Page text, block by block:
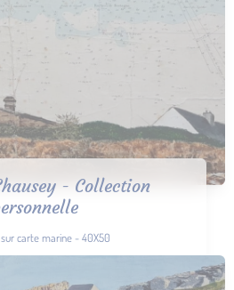
- Collection
carte marine - 40X50